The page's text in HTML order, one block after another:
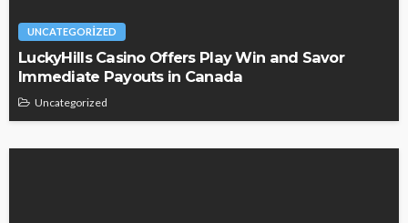
UNCATEGORIZED
LuckyHills Casino Offers Play Win and Savor
Immediate Payouts in Canada
Uncategorized